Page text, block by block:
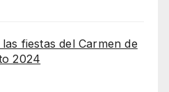
fiestas del Carmen de
2024